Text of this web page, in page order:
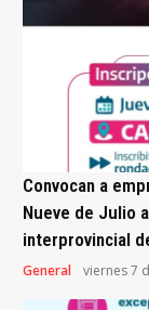
Convocan a
Nueve de Julio
interprovincial
General viernes 7